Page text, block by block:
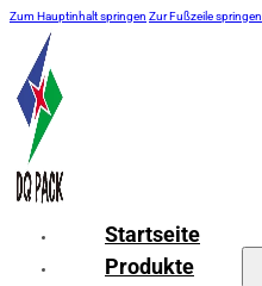
Zum Hauptinhalt springen Zur Fußzeile springen
Startseite
Produkte